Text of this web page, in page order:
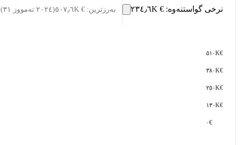
نرخی گواستنەوە: € ٢٣٤٫٦K بەرزترین: € ٥٠٧٫٦K (٢٠٢٤ تەمووز ٣١ )
€٥١٠K
€٣٨٠K
€٢٥٠K
€١٣٠K
€٠